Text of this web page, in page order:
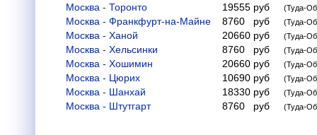
Москва - Торонто 19555 руб (Туда-
Москва - Франкфурт-на-Майне 8760 руб (Туда-
Москва - Ханой 20660 руб (Туда-
Москва - Хельсинки 8760 руб (Туда-
Москва - Хошимин 20660 руб (Туда-
Москва - Цюрих 10690 руб (Туда-
Москва - Шанхай 18330 руб (Туда-
Москва - Штутгарт 8760 руб (Туда-